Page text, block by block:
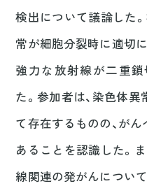
検出について議論した
常が細胞分裂時に適切
強力な放射線が二重
た。参加者は、染色体
て存在するものの、が
あることを認識した。
線関連の発がんについ